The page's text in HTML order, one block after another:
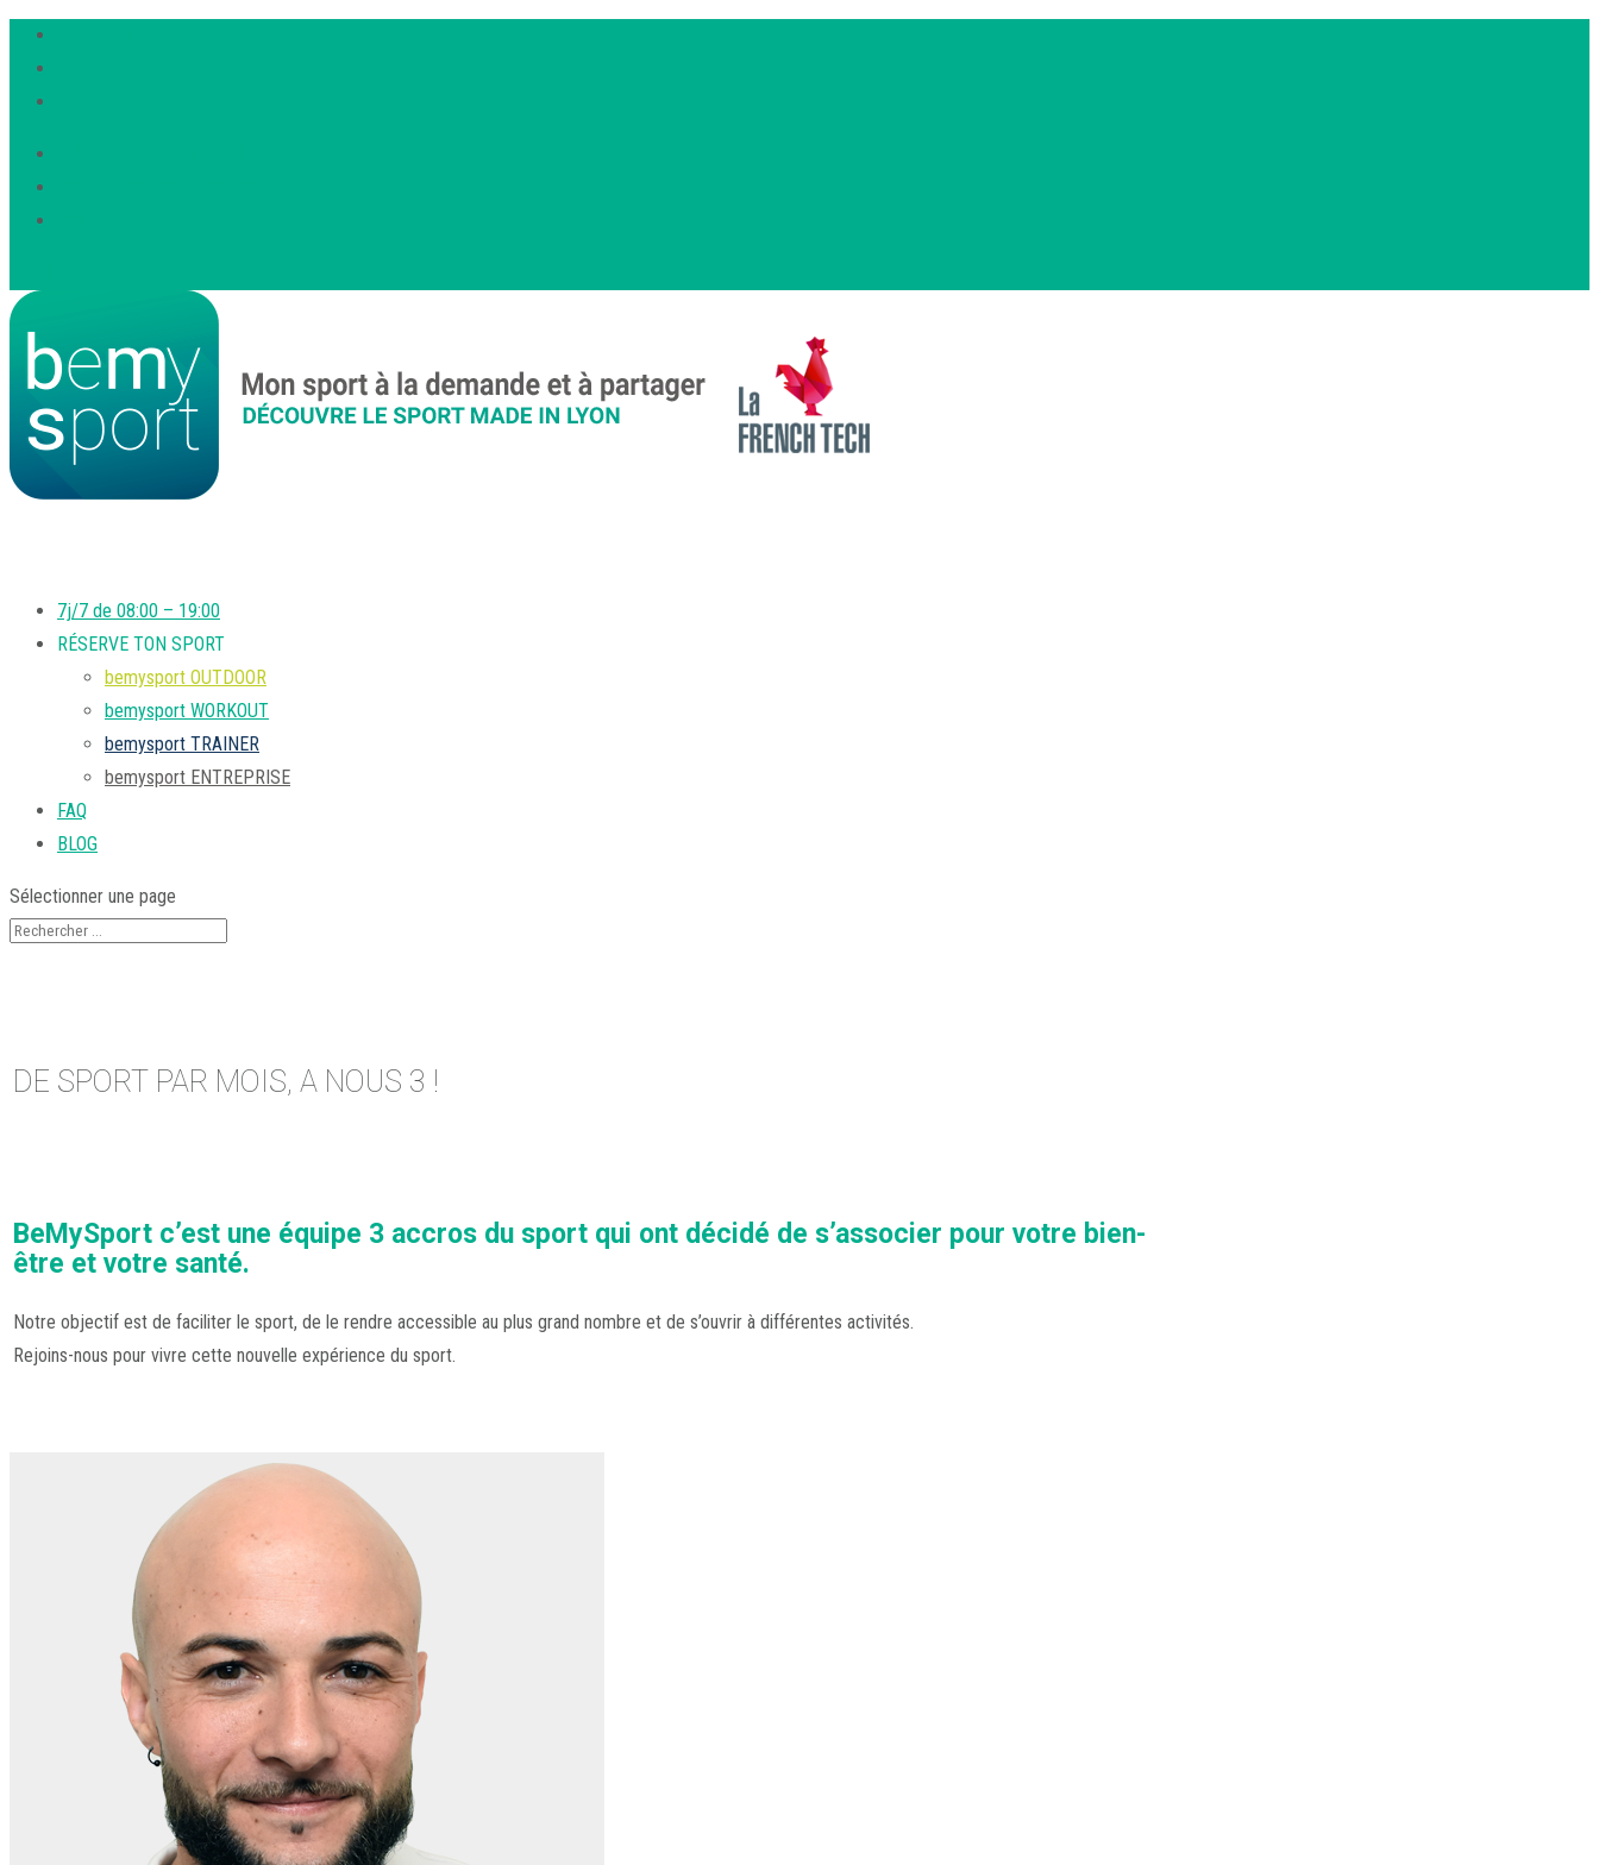
7j/7 de 08:00 – 19:00
RÉSERVE TON SPORT
bemysport OUTDOOR
bemysport WORKOUT
bemysport TRAINER
bemysport ENTREPRISE
FAQ
BLOG
Sélectionner une page
DE SPORT PAR MOIS, A NOUS 3 !
BeMySport c’est une équipe 3 accros du sport qui ont décidé de s’associer pour votre bien-
être et votre santé.
Notre objectif est de faciliter le sport, de le rendre accessible au plus grand nombre et de s’ouvrir à différentes activités.
Rejoins-nous pour vivre cette nouvelle expérience du sport.